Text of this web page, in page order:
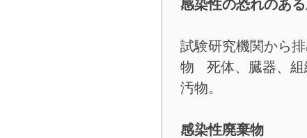
感染性の恐れのあ
試験研究機関から
物 死体、臓器、組
汚物。
感染性廃棄物